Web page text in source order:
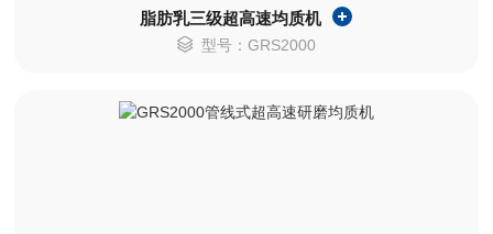
脂肪乳三级超高速均质机
型号：GRS2000